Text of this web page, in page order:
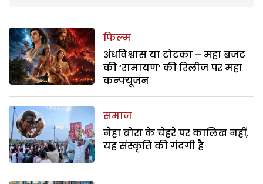
फिल्म
अंधविश्वास या टोटका – महा बजट
की ‘रामायण’ की रिलीज पर महा
कन्फ्यूजन
समाज
नेहा बोरा के चेहरे पर कालिख नहीं,
यह संस्कृति की गंदगी है